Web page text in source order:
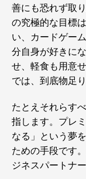
善にも恐れず取
の究極的な目標
い、カードゲー
分自身が好きに
せ、軽食も用意
では、到底物足り
たとえそれらす
指します。プレ
なる」という夢
ための手段です
ジネスパートナ